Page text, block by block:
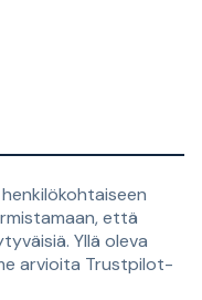
että
Yllä oleva
arvioita Trustpilot-